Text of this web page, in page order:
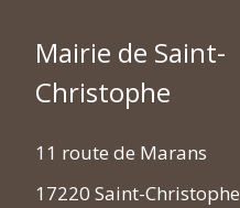
Mairie de Saint-
Christophe
11 route de Marans
17220 Saint-Christophe